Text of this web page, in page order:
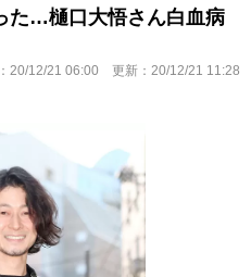
た…樋口大悟さん白血病
20/12/21 06:00 更新： 20/12/21 11:28